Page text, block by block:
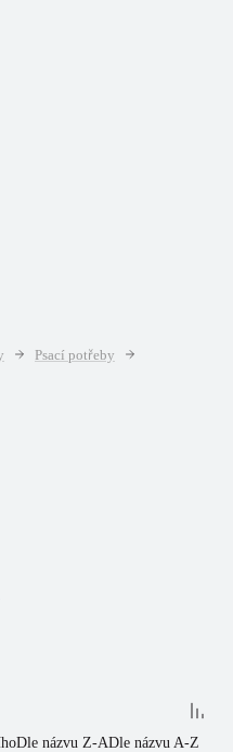
Psací potřeby
Dle názvu Z-ADle názvu A-Z